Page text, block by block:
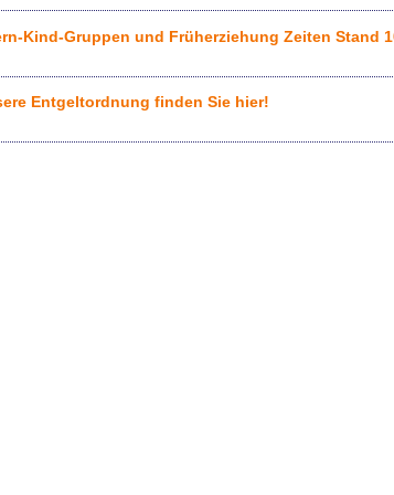
Kind-Gruppen und Früherziehung Zeiten Stand
Entgeltordnung finden Sie hier!